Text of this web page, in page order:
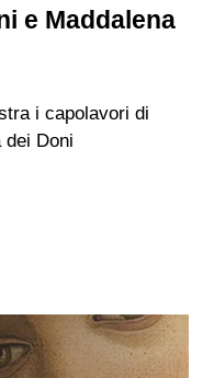
e Maddalena
i capolavori di
dei Doni